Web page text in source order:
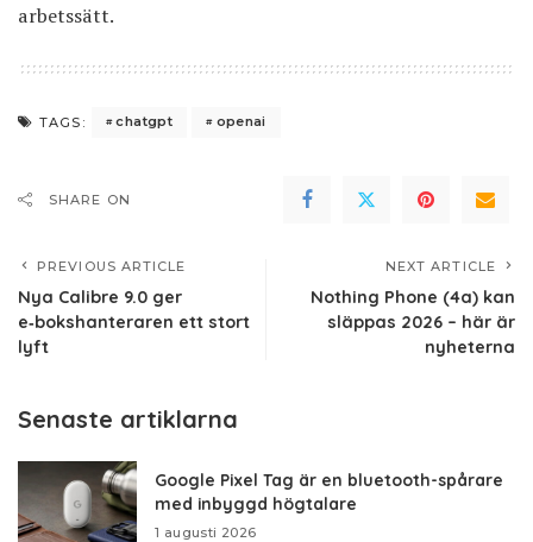
arbetssätt.
TAGS: chatgpt openai
SHARE ON
PREVIOUS ARTICLE
Nya Calibre 9.0 ger
e‑bokshanteraren ett stort
lyft
NEXT ARTICLE
Nothing Phone (4a) kan
släppas 2026 – här är
nyheterna
Senaste artiklarna
Google Pixel Tag är en bluetooth-spårare
med inbyggd högtalare
1 augusti 2026